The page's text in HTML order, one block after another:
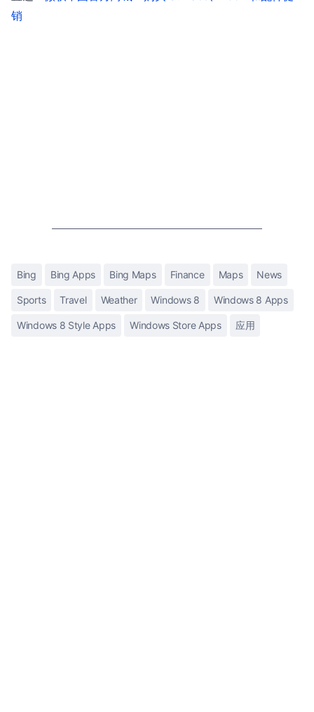
销
Bing Bing Apps Bing Maps Finance Maps News
Sports Travel Weather Windows 8 Windows 8 Apps
Windows 8 Style Apps Windows Store Apps 应用